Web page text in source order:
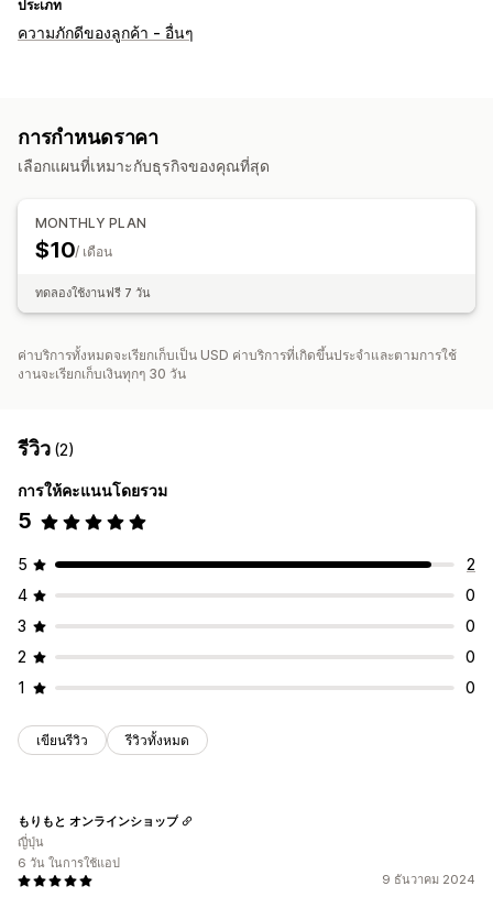
ประเภท
ความภักดีของลูกค้า - อื่นๆ
การกำหนดราคา
เลือกแผนที่เหมาะกับธุรกิจของคุณที่สุด
MONTHLY PLAN
$10/ เดือน
ทดลองใช้งานฟรี 7 วัน
ค่าบริการทั้งหมดจะเรียกเก็บเป็น USD ค่าบริการที่เกิดขึ้นประจำและตามการใช้
งานจะเรียกเก็บเงินทุกๆ 30 วัน
รีวิว (2)
การให้คะแนนโดยรวม
5
5
2
4
0
3
0
2
0
1
0
เขียนรีวิว รีวิวทั้งหมด
9 ธันวาคม 2024
もりもと オンラインショップ
ญี่ปุ่น
6 วัน ในการใช้แอป